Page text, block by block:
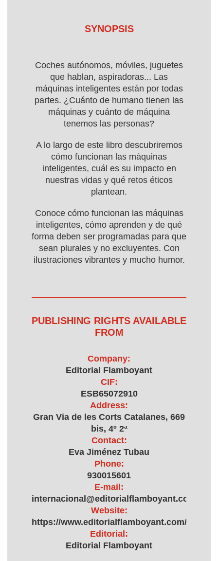
SYNOPSIS
Coches autónomos, móviles, juguetes
que hablan, aspiradoras... Las
máquinas inteligentes están por todas
partes. ¿Cuánto de humano tienen las
máquinas y cuánto de máquina
tenemos las personas?
A lo largo de este libro descubriremos
cómo funcionan las máquinas
inteligentes, cuál es su impacto en
nuestras vidas y qué retos éticos
plantean.
Conoce cómo funcionan las máquinas
inteligentes, cómo aprenden y de qué
forma deben ser programadas para que
sean plurales y no excluyentes. Con
ilustraciones vibrantes y mucho humor.
PUBLISHING RIGHTS AVAILABLE
FROM
Company:
Editorial Flamboyant
CIF:
ESB65072910
Address:
Gran Via de les Corts Catalanes, 669
bis, 4º 2ª
Contact:
Eva Jiménez Tubau
Phone:
930015601
E-mail:
internacional@editorialflamboyant.com
Website:
https://www.editorialflamboyant.com/
Editorial:
Editorial Flamboyant